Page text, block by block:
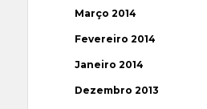
Março 2014
Fevereiro 2014
Janeiro 2014
Dezembro 2013